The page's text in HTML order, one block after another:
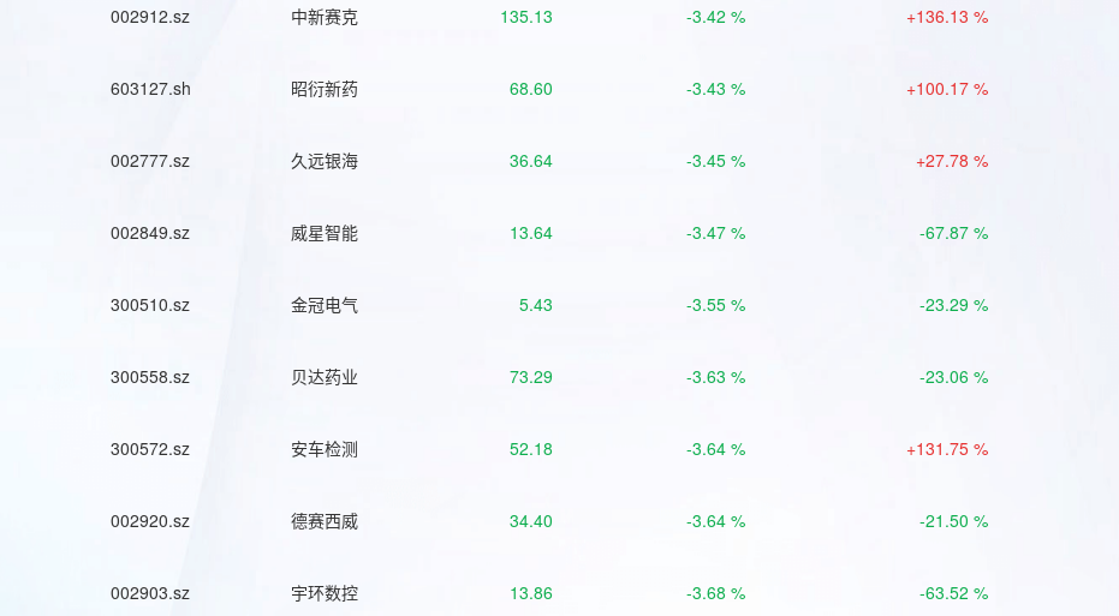
002912.sz 中新赛克 135.13 -3.42 % +136.13 %
603127.sh 昭衍新药 68.60 -3.43 % +100.17 %
002777.sz 久远银海 36.64 -3.45 % +27.78 %
002849.sz 威星智能 13.64 -3.47 % -67.87 %
300510.sz 金冠电气 5.43 -3.55 % -23.29 %
300558.sz 贝达药业 73.29 -3.63 % -23.06 %
300572.sz 安车检测 52.18 -3.64 % +131.75 %
002920.sz 德赛西威 34.40 -3.64 % -21.50 %
002903.sz 宇环数控 13.86 -3.68 % -63.52 %